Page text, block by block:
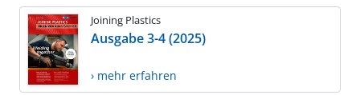
Joining Plastics
Ausgabe 3-4 (2025)
› mehr erfahren